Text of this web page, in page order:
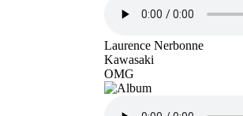
Laurence Nerbonne
Kawasaki
OMG